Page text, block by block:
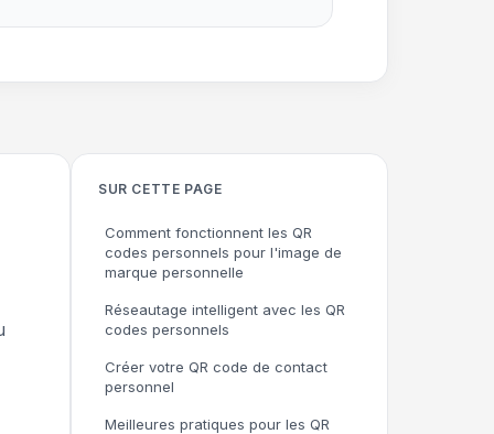
SUR CETTE PAGE
Comment fonctionnent les QR
codes personnels pour l'image de
marque personnelle
Réseautage intelligent avec les QR
codes personnels
Créer votre QR code de contact
personnel
Meilleures pratiques pour les QR